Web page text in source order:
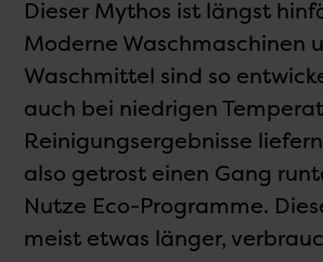
Dieser Mythos ist längst
Moderne Waschmaschinen
Waschmittel sind so
auch bei niedrigen
Reinigungsergebnisse
also getrost einen Gang
Nutze Eco-Programme.
meist etwas länger,